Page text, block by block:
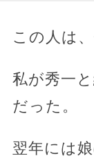
この人は
私が秀一
だった。
翌年には